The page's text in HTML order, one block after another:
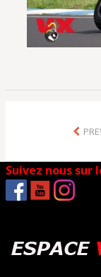
Suivez nous sur